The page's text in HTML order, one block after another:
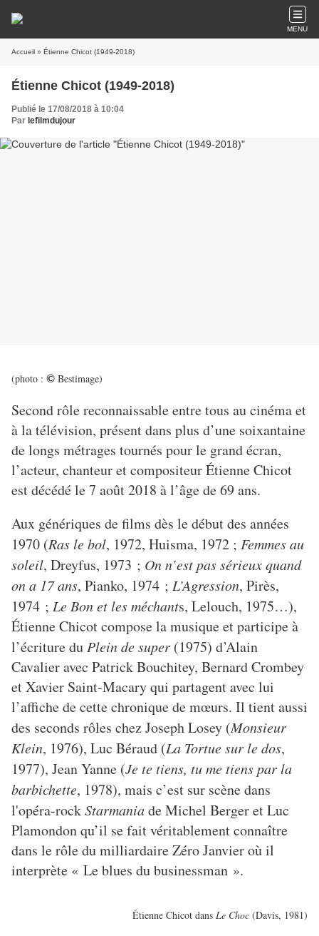
MENU
Accueil » Étienne Chicot (1949-2018)
Étienne Chicot (1949-2018)
Publié le 17/08/2018 à 10:04
Par lefilmdujour
(photo : © Bestimage)
Second rôle reconnaissable entre tous au cinéma et
à la télévision, présent dans plus d’une soixantaine
de longs métrages tournés pour le grand écran,
l’acteur, chanteur et compositeur Étienne Chicot
est décédé le 7 août 2018 à l’âge de 69 ans.
Aux génériques de films dès le début des années
1970 (Ras le bol, 1972, Huisma, 1972 ; Femmes au
soleil, Dreyfus, 1973 ; On n’est pas sérieux quand
on a 17 ans, Pianko, 1974 ; L’Agression, Pirès,
1974 ; Le Bon et les méchants, Lelouch, 1975…),
Étienne Chicot compose la musique et participe à
l’écriture du Plein de super (1975) d’Alain
Cavalier avec Patrick Bouchitey, Bernard Crombey
et Xavier Saint-Macary qui partagent avec lui
l’affiche de cette chronique de mœurs. Il tient aussi
des seconds rôles chez Joseph Losey (Monsieur
Klein, 1976), Luc Béraud (La Tortue sur le dos,
1977), Jean Yanne (Je te tiens, tu me tiens par la
barbichette, 1978), mais c’est sur scène dans
l'opéra-rockStarmaniade Michel Berger et Luc
Plamondon qu’il se fait véritablement connaître
dans le rôle du milliardaire Zéro Janvier où il
interprète « Le blues du businessman ».
Étienne Chicot dans Le Choc (Davis, 1981)